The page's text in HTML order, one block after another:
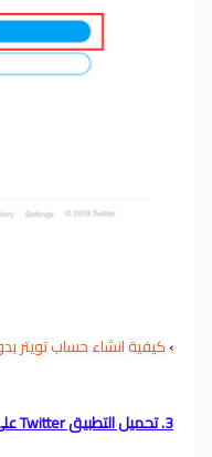
›كيفية انشاء حساب تويتر
3. تحميل التطبيق Twitter على الهاتف